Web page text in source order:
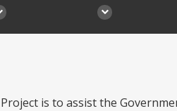
is to assist the